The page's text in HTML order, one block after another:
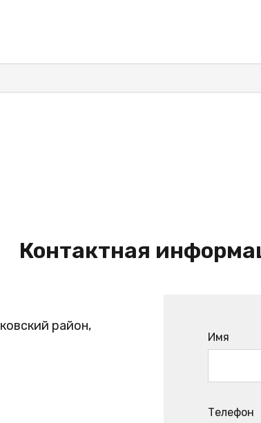
Контактная
район,
Имя
Телефон